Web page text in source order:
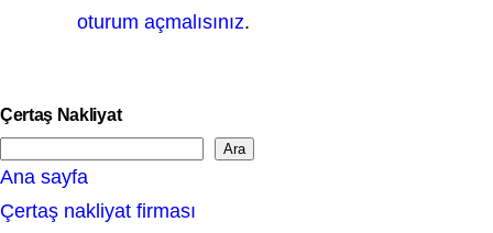
oturum açmalısınız.
Çertaş Nakliyat
e
a
Ara
Ana sayfa
Çertaş nakliyat firması